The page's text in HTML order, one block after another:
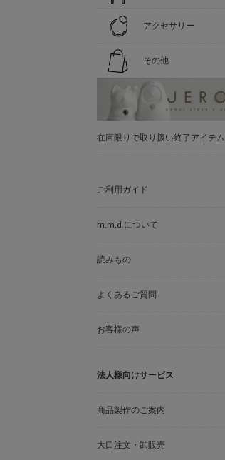
アクセサリー
その他
在庫限りで取り扱い終了アイテム
ご利用ガイド
m.m.d.について
読みもの
よくあるご質問
お客様の声
法人様向けサービス
商品製作のご案内
大口注文・卸販売